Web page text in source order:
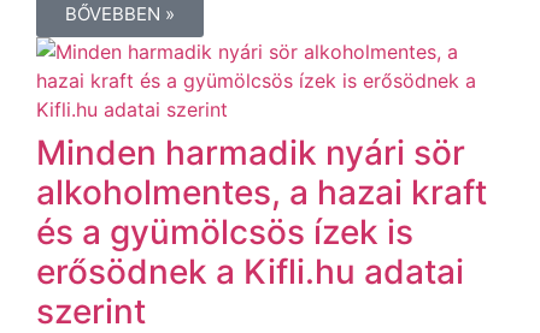
BŐVEBBEN »
Minden harmadik nyári sör
alkoholmentes, a hazai kraft
és a gyümölcsös ízek is
erősödnek a Kifli.hu adatai
szerint